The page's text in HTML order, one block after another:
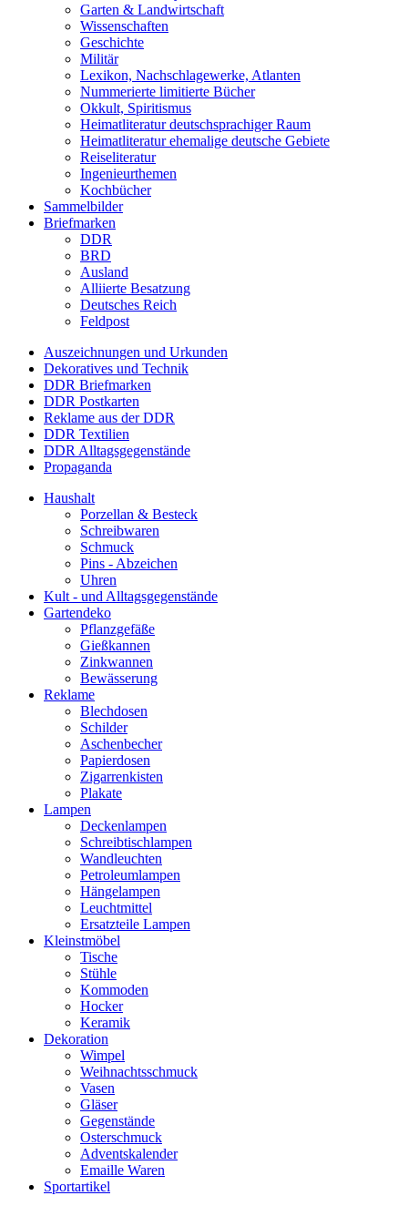
Garten & Landwirtschaft
Wissenschaften
Geschichte
Militär
Lexikon, Nachschlagewerke, Atlanten
Nummerierte limitierte Bücher
Okkult, Spiritismus
Heimatliteratur deutschsprachiger Raum
Heimatliteratur ehemalige deutsche Gebiete
Reiseliteratur
Ingenieurthemen
Kochbücher
Sammelbilder
Briefmarken
DDR
BRD
Ausland
Alliierte Besatzung
Deutsches Reich
Feldpost
Auszeichnungen und Urkunden
Dekoratives und Technik
DDR Briefmarken
DDR Postkarten
Reklame aus der DDR
DDR Textilien
DDR Alltagsgegenstände
Propaganda
Haushalt
Porzellan & Besteck
Schreibwaren
Schmuck
Pins - Abzeichen
Uhren
Kult - und Alltagsgegenstände
Gartendeko
Pflanzgefäße
Gießkannen
Zinkwannen
Bewässerung
Reklame
Blechdosen
Schilder
Aschenbecher
Papierdosen
Zigarrenkisten
Plakate
Lampen
Deckenlampen
Schreibtischlampen
Wandleuchten
Petroleumlampen
Hängelampen
Leuchtmittel
Ersatzteile Lampen
Kleinstmöbel
Tische
Stühle
Kommoden
Hocker
Keramik
Dekoration
Wimpel
Weihnachtsschmuck
Vasen
Gläser
Gegenstände
Osterschmuck
Adventskalender
Emaille Waren
Sportartikel